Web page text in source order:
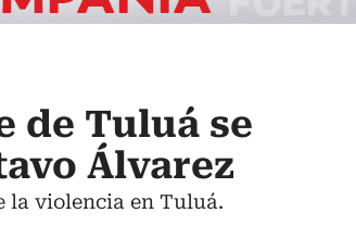
de Tuluá se
Álvarez
la violencia en Tuluá.